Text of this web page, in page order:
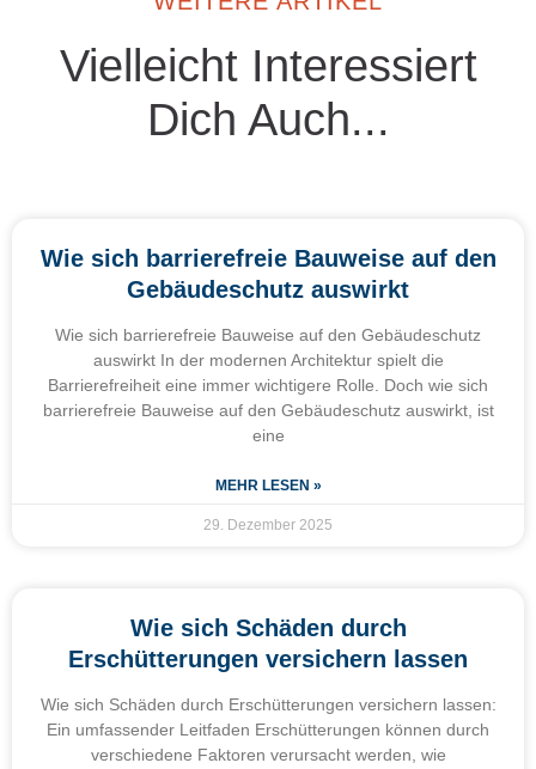
Vielleicht Interessiert
Dich Auch...
Wie sich barrierefreie Bauweise auf den
Gebäudeschutz auswirkt
Wie sich barrierefreie Bauweise auf den Gebäudeschutz
auswirkt In der modernen Architektur spielt die
Barrierefreiheit eine immer wichtigere Rolle. Doch wie sich
barrierefreie Bauweise auf den Gebäudeschutz auswirkt, ist
eine
MEHR LESEN »
29. Dezember 2025
Wie sich Schäden durch
Erschütterungen versichern lassen
Wie sich Schäden durch Erschütterungen versichern lassen:
Ein umfassender Leitfaden Erschütterungen können durch
verschiedene Faktoren verursacht werden, wie